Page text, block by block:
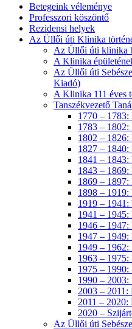
Betegeink véleménye
Professzori köszöntő
Rezidensi helyek
Az Üllői úti Klinika
Az Üllői úti klinika
A Klinika
Az Üllői úti
Kiadó)
A Klinika 111 éves
Tanszékvezető
1770 – 1783:
1783 –
1802 – 1826:
1827 –
1841 – 1843:
1843 – 1869:
1869 – 1897:
1898 –
1919 –
1941 –
1946 –
1947 –
1949 –
1963 –
1975 – 1990:
1990 –
2003 –
2011 –
2020 –
Az Üllői úti